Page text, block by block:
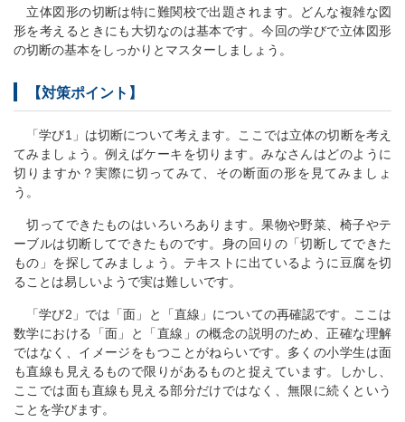
立体図形の切断は特に難関校で出題されます。どんな複雑な図
形を考えるときにも大切なのは基本です。今回の学びで立体図形
の切断の基本をしっかりとマスターしましょう。
【対策ポイント】
「学び1」は切断について考えます。ここでは立体の切断を考え
てみましょう。例えばケーキを切ります。みなさんはどのように
切りますか？実際に切ってみて、その断面の形を見てみましょ
う。
切ってできたものはいろいろあります。果物や野菜、椅子やテ
ーブルは切断してできたものです。身の回りの「切断してできた
もの」を探してみましょう。テキストに出ているように豆腐を切
ることは易しいようで実は難しいです。
「学び2」では「面」と「直線」についての再確認です。ここは
数学における「面」と「直線」の概念の説明のため、正確な理解
ではなく、イメージをもつことがねらいです。多くの小学生は面
も直線も見えるもので限りがあるものと捉えています。しかし、
ここでは面も直線も見える部分だけではなく、無限に続くという
ことを学びます。